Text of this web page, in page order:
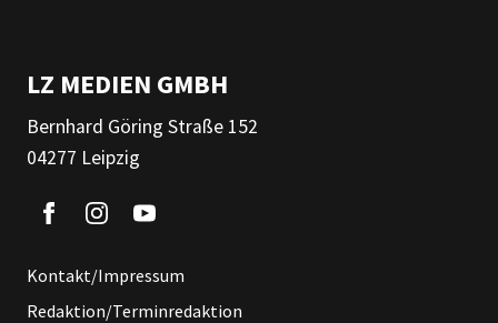
LZ MEDIEN GMBH
Bernhard Göring Straße 152
04277 Leipzig
Kontakt/Impressum
Redaktion/Terminredaktion